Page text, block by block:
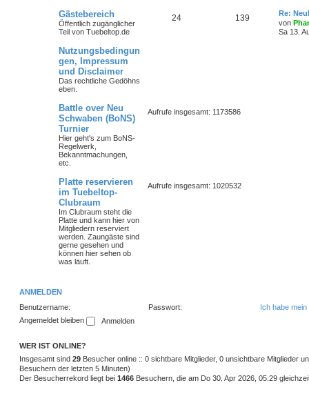
Gästebereich
Öffentlich zugänglicher
Teil von Tuebeltop.de
24 139
Re:
von
Sa 13.
Nutzungsbedingun
gen, Impressum
und Disclaimer
Das rechtliche Gedöhns
eben.
Battle over Neu
Schwaben (BoNS)
Turnier
Hier geht's zum BoNS-
Regelwerk,
Bekanntmachungen,
etc.
Aufrufe insgesamt: 1173586
Platte reservieren
im Tuebeltop-
Clubraum
Im Clubraum steht die
Platte und kann hier von
Mitgliedern reserviert
werden. Zaungäste sind
gerne gesehen und
können hier sehen ob
was läuft.
Aufrufe insgesamt: 1020532
ANMELDEN
Benutzername:
Passwort:
Ich habe
Angemeldet bleiben
WER IST ONLINE?
Insgesamt sind 29 Besucher online :: 0 sichtbare Mitglieder, 0 unsichtbare Mitglieder
Besuchern der letzten 5 Minuten)
Der Besucherrekord liegt bei 1466 Besuchern, die am Do 30. Apr 2026, 05:29